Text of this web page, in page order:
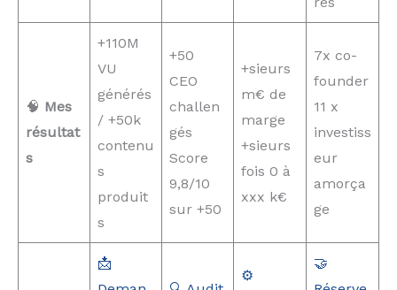
🧠 Mes
résultat
s
+110M
VU
générés
/ +50k
contenu
s
produit
s
+50
CEO
challen
gés
Score
9,8/10
sur +50
+sieurs
m€ de
marge
+sieurs
fois 0 à
xxx k€
7x co-
founder
11 x
investiss
eur
amorça
ge
📩
⚙️
🤝